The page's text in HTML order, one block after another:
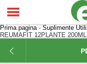
Prima pagina- Suplimente
REUMAFIT 12PLANTE